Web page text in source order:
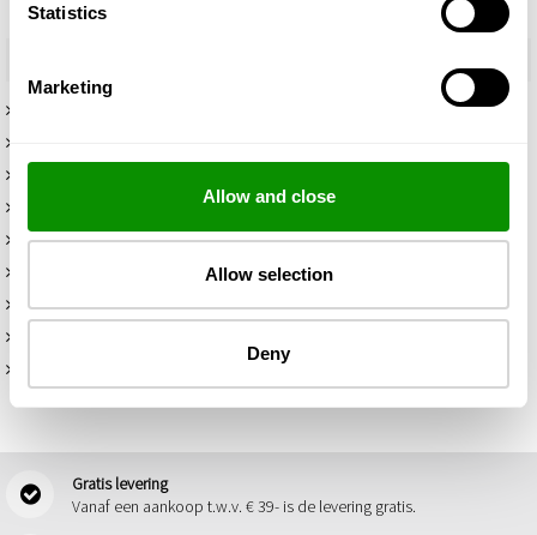
Statistics
Marketing
Allow and close
Allow selection
Deny
Officile Communicatie
Web tutorial
Gratis levering
Vanaf een aankoop t.w.v. € 39- is de levering gratis.